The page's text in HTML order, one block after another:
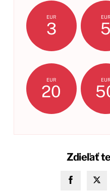
EUR
3
EUR
5
EUR
20
EUR
Zdieľať